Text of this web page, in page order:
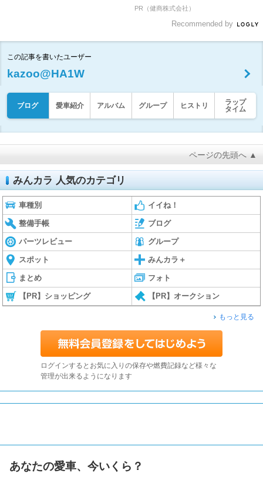
PR（健商株式会社）
Recommended by
この記事を書いたユーザー
kazoo@HA1W
ブログ 愛車紹介 アルバム グループ ヒストリ
ラップ
タイム
ページの先頭へ ▲
みんカラ 人気のカテゴリ
車種別 イイね！
整備手帳 ブログ
パーツレビュー グループ
スポット みんカラ＋
まとめ フォト
【PR】ショッピング 【PR】オークション
もっと見る
ログインするとお気に入りの保存や燃費記録など様々な
管理が出来るようになります
あなたの愛車、今いくら？